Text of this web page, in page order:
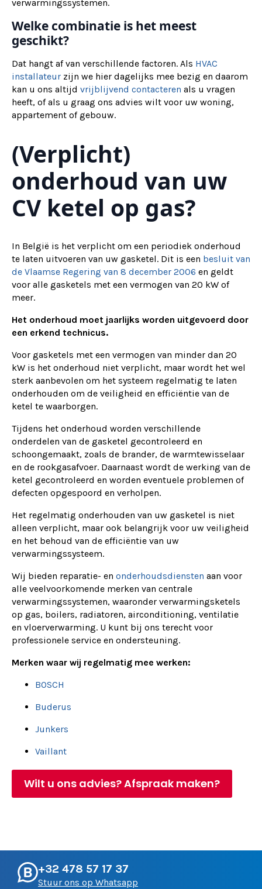
verwarmingssystemen.
Welke combinatie is het meest
geschikt?
Dat hangt af van verschillende factoren. Als HVAC
installateur zijn we hier dagelijks mee bezig en daarom
kan u ons altijd vrijblijvend contacteren als u vragen
heeft, of als u graag ons advies wilt voor uw woning,
appartement of gebouw.
(Verplicht)
onderhoud van uw
CV ketel op gas?
In België is het verplicht om een periodiek onderhoud
te laten uitvoeren van uw gasketel. Dit is een besluit van
de Vlaamse Regering van 8 december 2006 en geldt
voor alle gasketels met een vermogen van 20 kW of
meer.
Het onderhoud moet jaarlijks worden uitgevoerd door
een erkend technicus.
Voor gasketels met een vermogen van minder dan 20
kW is het onderhoud niet verplicht, maar wordt het wel
sterk aanbevolen om het systeem regelmatig te laten
onderhouden om de veiligheid en efficiëntie van de
ketel te waarborgen.
Tijdens het onderhoud worden verschillende
onderdelen van de gasketel gecontroleerd en
schoongemaakt, zoals de brander, de warmtewisselaar
en de rookgasafvoer. Daarnaast wordt de werking van de
ketel gecontroleerd en worden eventuele problemen of
defecten opgespoord en verholpen.
Het regelmatig onderhouden van uw gasketel is niet
alleen verplicht, maar ook belangrijk voor uw veiligheid
en het behoud van de efficiëntie van uw
verwarmingssysteem.
Wij bieden reparatie- en onderhoudsdiensten aan voor
alle veelvoorkomende merken van centrale
verwarmingssystemen, waaronder verwarmingsketels
op gas, boilers, radiatoren, airconditioning, ventilatie
en vloerverwarming. U kunt bij ons terecht voor
professionele service en ondersteuning.
Merken waar wij regelmatig mee werken:
BOSCH
Buderus
Junkers
Vaillant
Wilt u ons advies? Afspraak maken?
+32 478 57 17 37
Stuur ons op Whatsapp